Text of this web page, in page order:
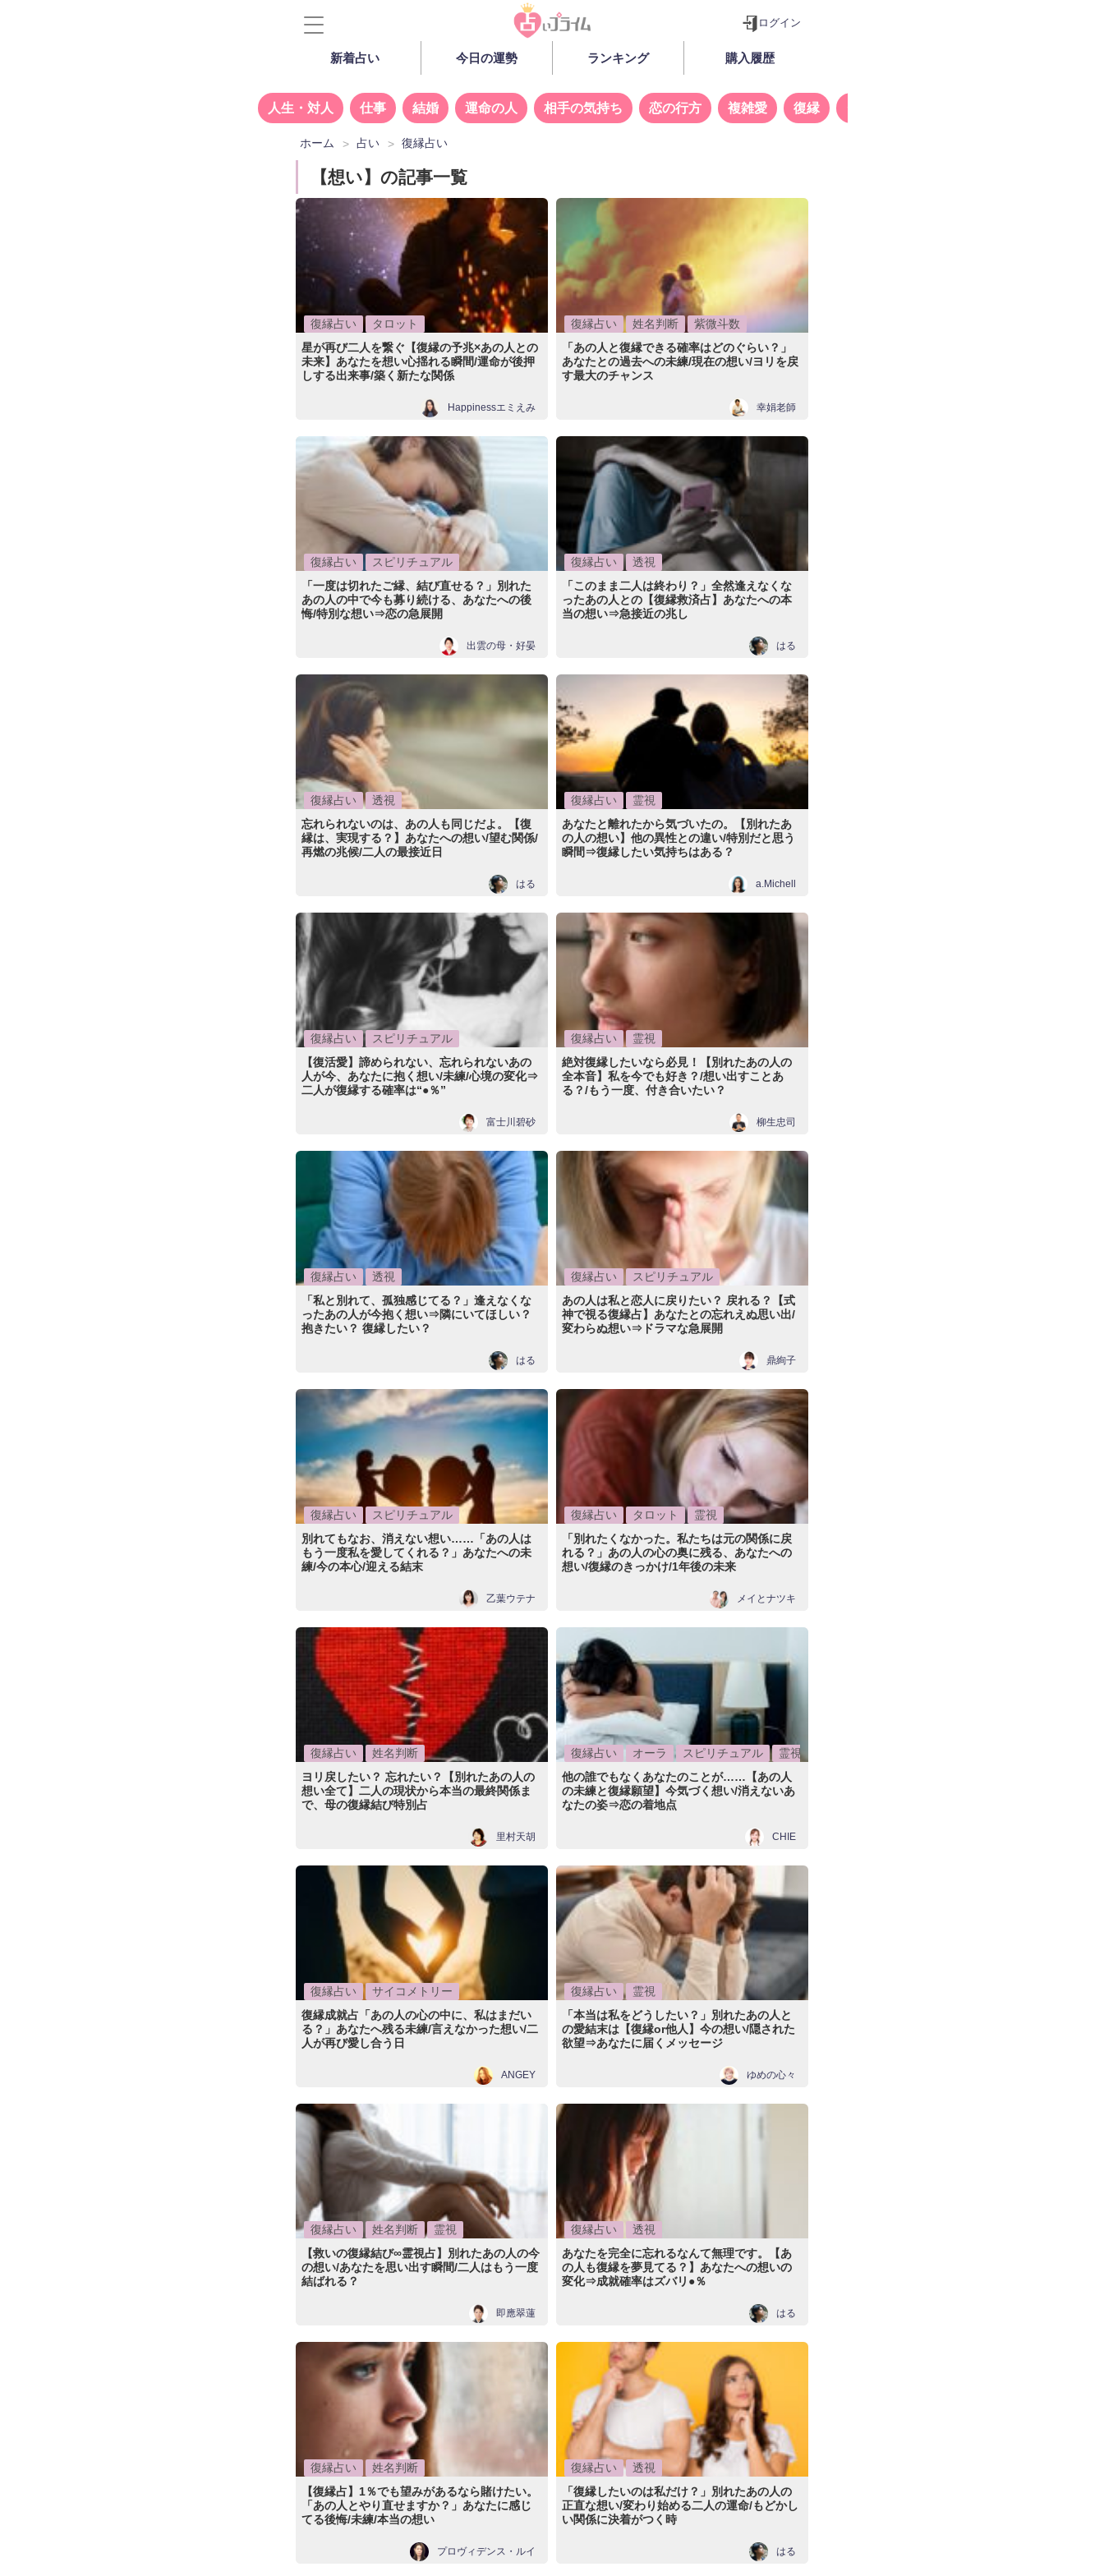
ログイン
新着占い 今日の運勢 ランキング 購入履歴
人生・対人 仕事 結婚 運命の人 相手の気持ち 恋の行方 複雑愛 復縁
ホーム 占い 復縁占い
【想い】の記事一覧
復縁占い
タロット
星が再び二人を繋ぐ【復縁の予兆×あの人との
未来】あなたを想い心揺れる瞬間/運命が後押
しする出来事/築く新たな関係
Happinessエミえみ
復縁占い 姓名判断
紫微斗数
「あの人と復縁できる確率はどのぐらい？」
あなたとの過去への未練/現在の想い/ヨリを戻
す最大のチャンス
幸娟老師
復縁占い
スピリチュアル
「一度は切れたご縁、結び直せる？」別れた
あの人の中で今も募り続ける、あなたへの後
悔/特別な想い⇒恋の急展開
出雲の母・好晏
復縁占い
透視
「このまま二人は終わり？」全然逢えなくな
ったあの人との【復縁救済占】あなたへの本
当の想い⇒急接近の兆し
はる
復縁占い
透視
忘れられないのは、あの人も同じだよ。【復
縁は、実現する？】あなたへの想い/望む関係/
再燃の兆候/二人の最接近日
はる
復縁占い
霊視
あなたと離れたから気づいたの。【別れたあ
の人の想い】他の異性との違い/特別だと思う
瞬間⇒復縁したい気持ちはある？
a.Michell
復縁占い
スピリチュアル
【復活愛】諦められない、忘れられないあの
人が今、あなたに抱く想い/未練/心境の変化⇒
二人が復縁する確率は“●％”
富士川碧砂
復縁占い
霊視
絶対復縁したいなら必見！【別れたあの人の
全本音】私を今でも好き？/想い出すことあ
る？/もう一度、付き合いたい？
柳生忠司
復縁占い
透視
「私と別れて、孤独感じてる？」逢えなくな
ったあの人が今抱く想い⇒隣にいてほしい？
抱きたい？ 復縁したい？
はる
復縁占い
スピリチュアル
あの人は私と恋人に戻りたい？ 戻れる？【式
神で視る復縁占】あなたとの忘れえぬ思い出/
変わらぬ想い⇒ドラマな急展開
鼎絢子
復縁占い
スピリチュアル
別れてもなお、消えない想い……「あの人は
もう一度私を愛してくれる？」あなたへの未
練/今の本心/迎える結末
乙葉ウテナ
復縁占い タロット
霊視
「別れたくなかった。私たちは元の関係に戻
れる？」あの人の心の奥に残る、あなたへの
想い/復縁のきっかけ/1年後の未来
メイとナツキ
復縁占い
姓名判断
ヨリ戻したい？ 忘れたい？【別れたあの人の
想い全て】二人の現状から本当の最終関係ま
で、母の復縁結び特別占
里村天胡
復縁占い オーラ スピリチュアル
霊視
他の誰でもなくあなたのことが……【あの人
の未練と復縁願望】今気づく想い/消えないあ
なたの姿⇒恋の着地点
CHIE
復縁占い
サイコメトリー
復縁成就占「あの人の心の中に、私はまだい
る？」あなたへ残る未練/言えなかった想い/二
人が再び愛し合う日
ANGEY
復縁占い
霊視
「本当は私をどうしたい？」別れたあの人と
の愛結末は【復縁or他人】今の想い/隠された
欲望⇒あなたに届くメッセージ
ゆめの心々
復縁占い 姓名判断
霊視
【救いの復縁結び∞霊視占】別れたあの人の今
の想い/あなたを思い出す瞬間/二人はもう一度
結ばれる？
即應翠蓮
復縁占い
透視
あなたを完全に忘れるなんて無理です。【あ
の人も復縁を夢見てる？】あなたへの想いの
変化⇒成就確率はズバリ●％
はる
復縁占い
姓名判断
【復縁占】1％でも望みがあるなら賭けたい。
「あの人とやり直せますか？」あなたに感じ
てる後悔/未練/本当の想い
プロヴィデンス・ルイ
復縁占い
透視
「復縁したいのは私だけ？」別れたあの人の
正直な想い/変わり始める二人の運命/もどかし
い関係に決着がつく時
はる